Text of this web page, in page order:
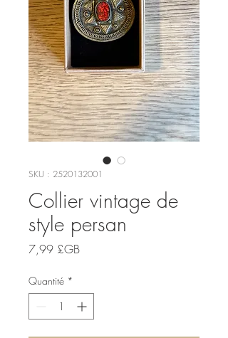
SKU : 2520132001
Collier vintage de
style persan
7,99 £GBPrix
Quantité *